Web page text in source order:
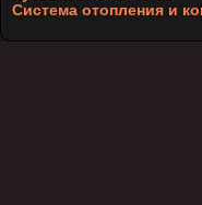
Система отопления и